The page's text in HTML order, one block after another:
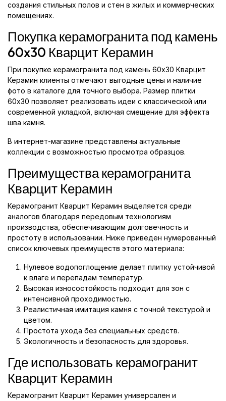
создания стильных полов и стен в жилых и коммерческих
помещениях.
Покупка керамогранита под камень
60x30 Кварцит Керамин
При покупке керамогранита под камень 60x30 Кварцит
Керамин клиенты отмечают выгодные цены и наличие
фото в каталоге для точного выбора. Размер плитки
60x30 позволяет реализовать идеи с классической или
современной укладкой, включая смещение для эффекта
шва камня.
В интернет-магазине представлены актуальные
коллекции с возможностью просмотра образцов.
Преимущества керамогранита
Кварцит Керамин
Керамогранит Кварцит Керамин выделяется среди
аналогов благодаря передовым технологиям
производства, обеспечивающим долговечность и
простоту в использовании. Ниже приведен нумерованный
список ключевых преимуществ этого материала:
Нулевое водопоглощение делает плитку устойчивой
к влаге и перепадам температур.
Высокая износостойкость подходит для зон с
интенсивной проходимостью.
Реалистичная имитация камня с точной текстурой и
цветом.
Простота ухода без специальных средств.
Экологичность и безопасность для здоровья.
Где использовать керамогранит
Кварцит Керамин
Керамогранит Кварцит Керамин универсален и